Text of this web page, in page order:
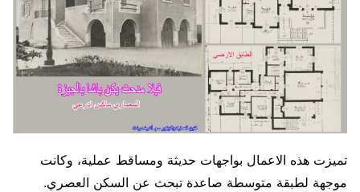
تميزت هذه الاعمال بواجهات حديثة ومساقط عملية، وكانت
موجهة لطبقة متوسطة صاعدة تبحث عن السكن العصري.